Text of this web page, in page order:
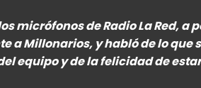
micrófonos de Radio La Red, a
a Millonarios, y habló de lo
equipo y de la felicidad de